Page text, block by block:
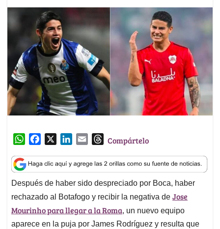
W
a
t
s
A
p
p
c
e
b
o
o
k
n
k
e
d
I
n
a
i
l
T
r
e
a
d
s
Compártelo
Después de haber sido despreciado por Boca, haber
rechazado al Botafogo y recibir la negativa de Jose
Mourinho para llegar a la Roma, un nuevo equipo
aparece en la puja por James Rodríguez y resulta que